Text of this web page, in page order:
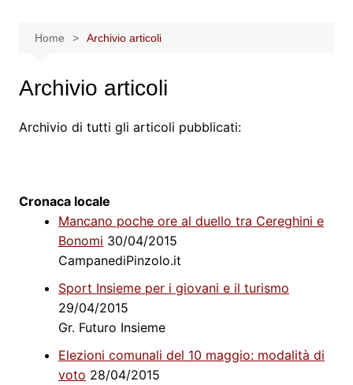
Home Archivio articoli
Archivio articoli
Archivio di tutti gli articoli pubblicati:
Cronaca locale
Mancano poche ore al duello tra Cereghini e
Bonomi 30/04/2015
CampanediPinzolo.it
Sport Insieme per i giovani e il turismo
29/04/2015
Gr. Futuro Insieme
Elezioni comunali del 10 maggio: modalità di
voto 28/04/2015